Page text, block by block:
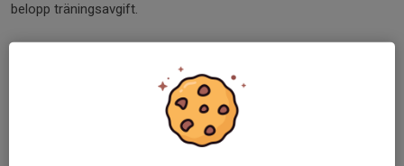
belopp träningsavgift.
Kort och Bankgiro). Det statliga stödet Fritidskortet innebär att
alla barn/ungdomar i Sverige som är mellan 8 och 16 år får 500
kr att nyttja för att betala fritidsaktiviteter.